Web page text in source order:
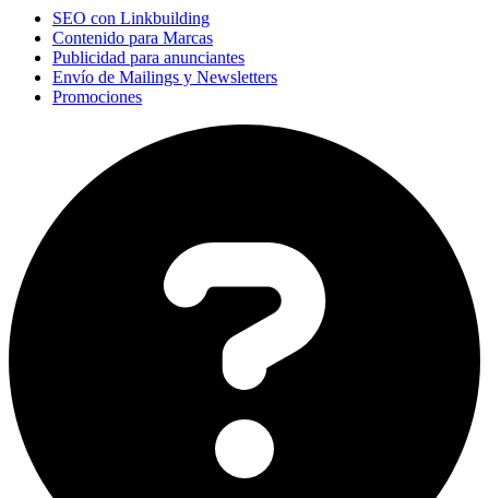
SEO con Linkbuilding
Contenido para Marcas
Publicidad para anunciantes
Envío de Mailings y Newsletters
Promociones